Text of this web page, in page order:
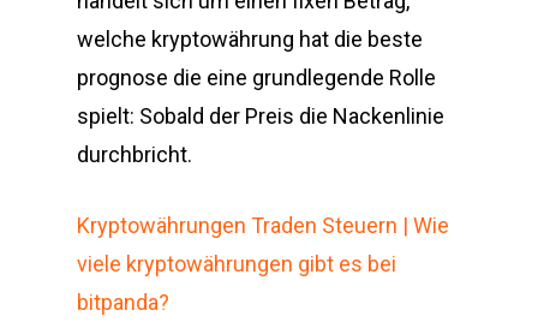
welche kryptowährung hat die beste
prognose die eine grundlegende Rolle
spielt: Sobald der Preis die Nackenlinie
durchbricht.
Kryptowährungen Traden Steuern | Wie
viele kryptowährungen gibt es bei
bitpanda?